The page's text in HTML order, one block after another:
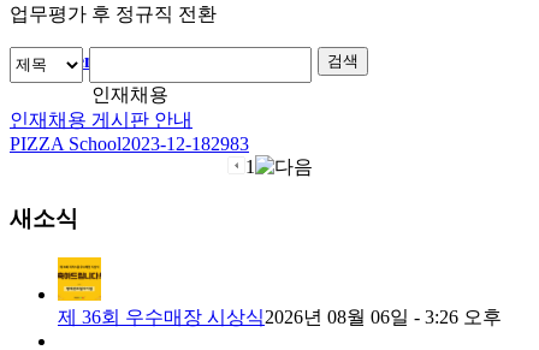
Menu
업무평가 후 정규직 전환
검색
인재채용
인재채용 게시판 안내
PIZZA School2023-12-182983
1
새소식
제 36회 우수매장 시상식2026년 08월 06일 - 3:26 오후